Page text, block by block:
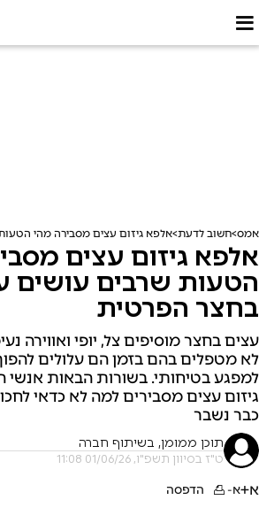
אמס חשוב לדעת אלפא גיזום עצים מסבירה מהי
אלפא גיזום עצים
הטעות שרבים עושים
בחצר הפרטית
עצים בחצר מוסיפים צל, יופי ואווירה
לא מטפלים בהם בזמן הם עלולים
למפגע בטיחותי. בשורות הבאות
גיזום עצים מסבירים למה לא כדאי
כבר נשבר
תוכן ממומן, בשיתוף חברה
ט"ז בסיוון תשפ"ו, 01/06/26 11:08
א+א- הדפסה